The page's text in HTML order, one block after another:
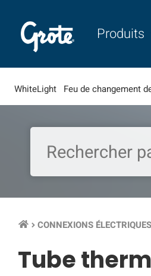
Produits
WhiteLight Feu de changement
keyboard_arrow_right CONNEXIONS ÉLECTRIQUES
Tube